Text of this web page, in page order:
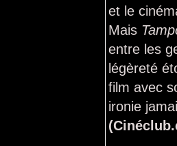
et le
Mais
entre les
légèreté
film avec
ironie